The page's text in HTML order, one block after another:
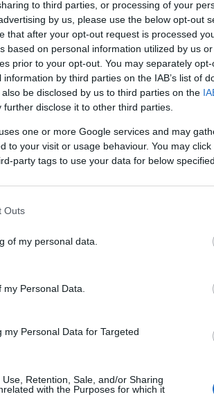
to third parties, or processing of your
by us, please use the below opt-out
that after your opt-out request is processed
based on personal information utilized by us
prior to your opt-out. You may separately
by third parties on the IAB’s list of
be disclosed by us to third parties on the
further disclose it to other third parties.
one or more Google services and may
to your visit or usage behaviour. You may
party tags to use your data for below
Outs
of my personal data.
Personal Data.
Personal Data for Targeted
Retention, Sale, and/or Sharing
with the Purposes for which it
- Tokió
Lost in translation (Elveszett
Sofia Coppola filmnek
hatása van a városra,
a – szinte főszereplő – hotel
hogy elkészüljön!
mit sikerült kideríteni a
15.írta:világevő
a világ
A